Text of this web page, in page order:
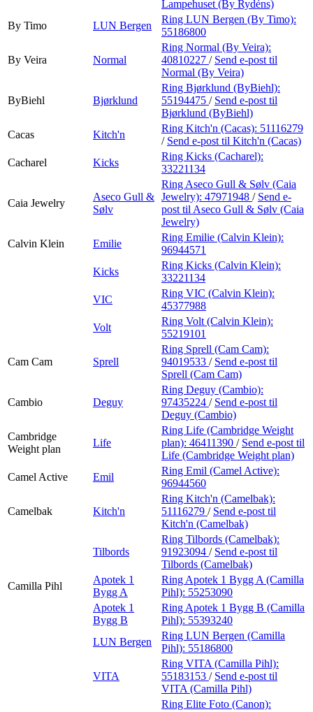
Lampehuset (By Rydéns)
By Timo
LUN Bergen
Ring LUN Bergen (By Timo):
55186800
By Veira Normal
Ring Normal (By Veira):
40810227 / Send e-post til
Normal (By Veira)
ByBiehl Bjørklund
Ring Bjørklund (ByBiehl):
55194475 / Send e-post til
Bjørklund (ByBiehl)
Cacas
Kitch'n
Ring Kitch'n (Cacas): 51116279
/ Send e-post til Kitch'n (Cacas)
Cacharel
Kicks
Ring Kicks (Cacharel):
33221134
Caia Jewelry
Aseco Gull &
Sølv
Ring Aseco Gull & Sølv (Caia
Jewelry): 47971948 / Send e-
post til Aseco Gull & Sølv (Caia
Jewelry)
Calvin Klein
Emilie
Ring Emilie (Calvin Klein):
96944571
Kicks
Ring Kicks (Calvin Klein):
33221134
VIC
Ring VIC (Calvin Klein):
45377988
Volt
Ring Volt (Calvin Klein):
55219101
Cam Cam Sprell
Ring Sprell (Cam Cam):
94019533 / Send e-post til
Sprell (Cam Cam)
Cambio Deguy
Ring Deguy (Cambio):
97435224 / Send e-post til
Deguy (Cambio)
Cambridge
Weight plan
Life
Ring Life (Cambridge Weight
plan): 46411390 / Send e-post til
Life (Cambridge Weight plan)
Camel Active
Emil
Ring Emil (Camel Active):
96944560
Camelbak Kitch'n
Ring Kitch'n (Camelbak):
51116279 / Send e-post til
Kitch'n (Camelbak)
Tilbords
Ring Tilbords (Camelbak):
91923094 / Send e-post til
Tilbords (Camelbak)
Camilla Pihl
Apotek 1
Bygg A
Ring Apotek 1 Bygg A (Camilla
Pihl): 55253090
Apotek 1
Bygg B
Ring Apotek 1 Bygg B (Camilla
Pihl): 55393240
LUN Bergen
Ring LUN Bergen (Camilla
Pihl): 55186800
VITA
Ring VITA (Camilla Pihl):
55183153 / Send e-post til
VITA (Camilla Pihl)
Ring Elite Foto (Canon):